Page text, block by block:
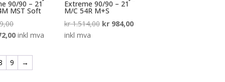
90/90 – 21
MST Soft
Opprinnelig
pris
kr 1.649,00.
Nåværende
er:
kr 1.072,00.
inkl mva
Extreme 90/90 – 21
M/C 54R M+S
kr1.514,00 Opprinnelig
kr984,00Nåværende
inkl mva
9 →